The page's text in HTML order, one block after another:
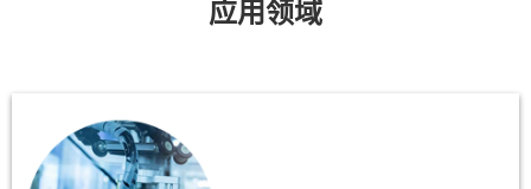
应用领域